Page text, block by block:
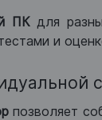
ПКдля
и
позволяет